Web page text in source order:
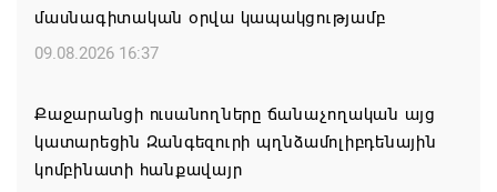
մասնագիտական օրվա կապակցությամբ
09.08.2026 16:37
Քաջարանցի ուսանողները ճանաչողական այց
կատարեցին Զանգեզուրի պղնձամոլիբդենային
կոմբինատի հանքավայր